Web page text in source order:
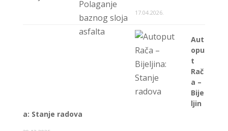
17.04.2026.
Aut
opu
t
Rač
a –
Bije
ljin
a: Stanje radova